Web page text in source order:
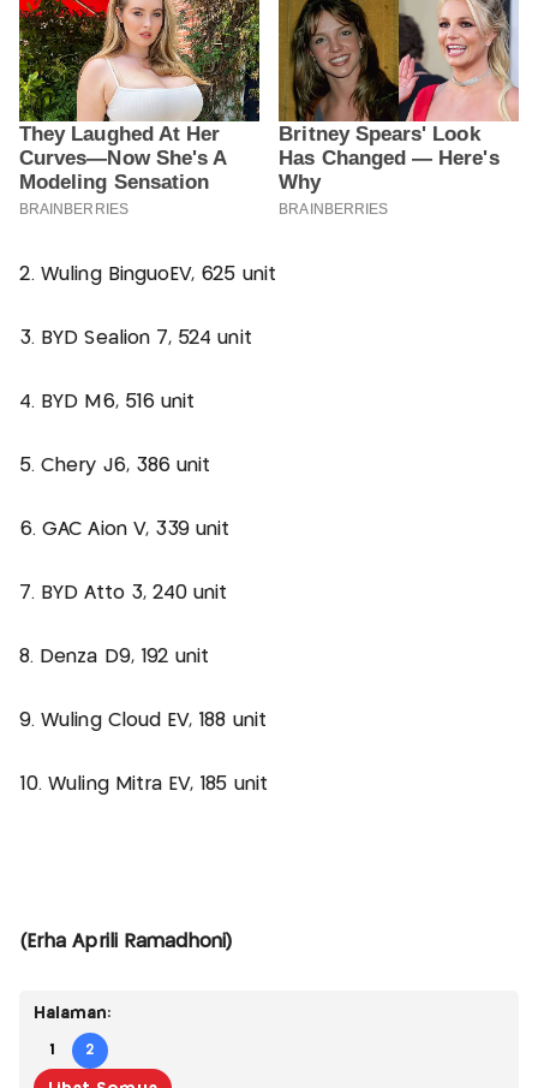
2. Wuling BinguoEV, 625 unit
3. BYD Sealion 7, 524 unit
4. BYD M6, 516 unit
5. Chery J6, 386 unit
6. GAC Aion V, 339 unit
7. BYD Atto 3, 240 unit
8. Denza D9, 192 unit
9. Wuling Cloud EV, 188 unit
10. Wuling Mitra EV, 185 unit
(Erha Aprili Ramadhoni)
Halaman:
1 2